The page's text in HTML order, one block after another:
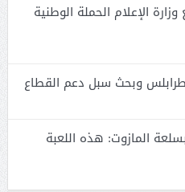
الإعلام الحملة الوطنية
طرابلس وبحث سبل دعم القطاع
المازوت: هذه اللعبة